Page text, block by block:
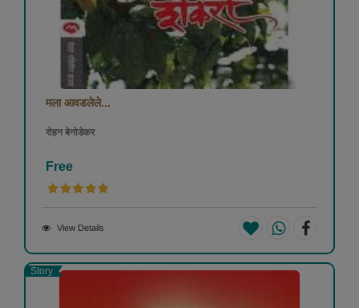
मला आवडलेले...
रोहन बेनोडेकर
Free
View Details
Story